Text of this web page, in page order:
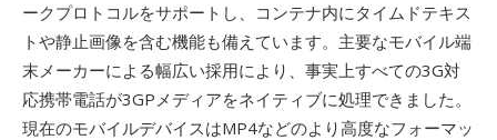
ークプロトコルをサポートし、コンテナ内にタイムドテキス
トや静止画像を含む機能も備えています。主要なモバイル端
末メーカーによる幅広い採用により、事実上すべての3G対
応携帯電話が3GPメディアをネイティブに処理できました。
現在のモバイルデバイスはMP4などのより高度なフォーマッ